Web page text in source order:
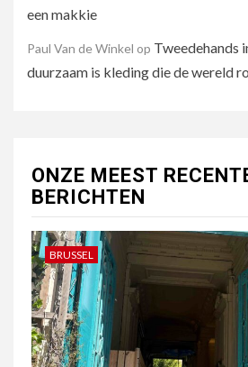
een makkie
Paul Van de Winkel op Tweedehands
duurzaam is kleding die de wereld
ONZE MEEST
BERICHTEN
BRUSSEL